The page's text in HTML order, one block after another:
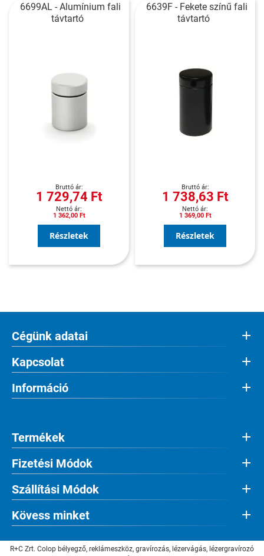
6699AL - Alumínium fali
távtartó
1 729,74 Ft
1 362,00 Ft
Részletek
6639F - Fekete színű fali
távtartó
1 738,63 Ft
1 369,00 Ft
Részletek
Cégünk adatai
Kapcsolat
Információ
Termékek
Fizetési Módok
Szállítási Módok
Kövess minket
R+C Zrt. Colop bélyegző, reklámeszköz, gravírozás, lézervágás, lézergravírozó